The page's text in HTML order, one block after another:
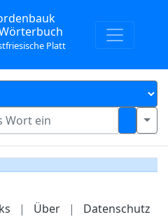
Platt
| Über | Datenschutz